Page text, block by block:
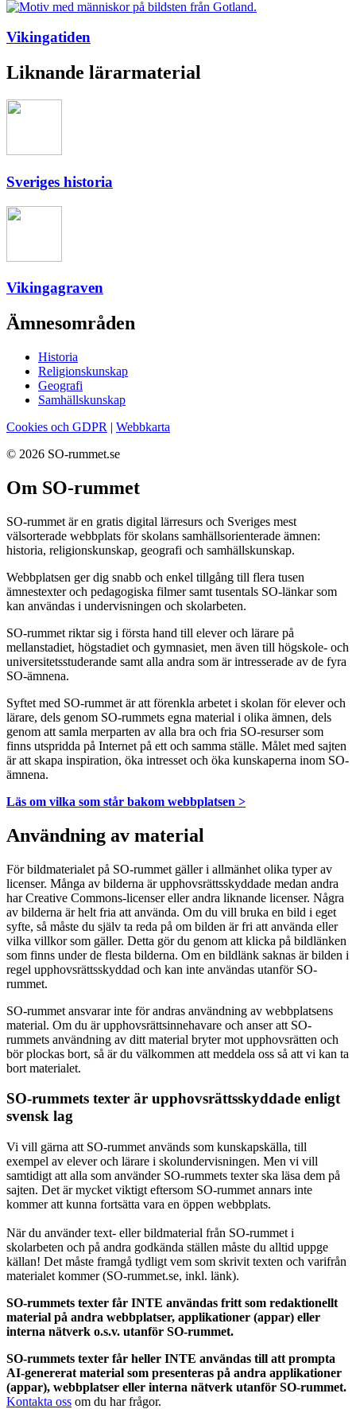
Vikingatiden
Liknande lärarmaterial
Sveriges historia
Vikingagraven
Ämnesområden
Historia
Religionskunskap
Geografi
Samhällskunskap
Cookies och GDPR | Webbkarta
© 2026 SO-rummet.se
Om SO-rummet
SO-rummet är en gratis digital lärresurs och Sveriges mest
välsorterade webbplats för skolans samhällsorienterade ämnen:
historia, religionskunskap, geografi och samhällskunskap.
Webbplatsen ger dig snabb och enkel tillgång till flera tusen
ämnestexter och pedagogiska filmer samt tusentals SO-länkar som
kan användas i undervisningen och skolarbeten.
SO-rummet riktar sig i första hand till elever och lärare på
mellanstadiet, högstadiet och gymnasiet, men även till högskole- och
universitetsstuderande samt alla andra som är intresserade av de fyra
SO-ämnena.
Syftet med SO-rummet är att förenkla arbetet i skolan för elever och
lärare, dels genom SO-rummets egna material i olika ämnen, dels
genom att samla merparten av alla bra och fria SO-resurser som
finns utspridda på Internet på ett och samma ställe. Målet med sajten
är att skapa inspiration, öka intresset och öka kunskaperna inom SO-
ämnena.
Läs om vilka som står bakom webbplatsen >
Användning av material
För bildmaterialet på SO-rummet gäller i allmänhet olika typer av
licenser. Många av bilderna är upphovsrättsskyddade medan andra
har Creative Commons-licenser eller andra liknande licenser. Några
av bilderna är helt fria att använda. Om du vill bruka en bild i eget
syfte, så måste du själv ta reda på om bilden är fri att använda eller
vilka villkor som gäller. Detta gör du genom att klicka på bildlänken
som finns under de flesta bilderna. Om en bildlänk saknas är bilden i
regel upphovsrättsskyddad och kan inte användas utanför SO-
rummet.
SO-rummet ansvarar inte för andras användning av webbplatsens
material. Om du är upphovsrättsinnehavare och anser att SO-
rummets användning av ditt material bryter mot upphovsrätten och
bör plockas bort, så är du välkommen att meddela oss så att vi kan ta
bort materialet.
SO-rummets texter är upphovsrättsskyddade enligt
svensk lag
Vi vill gärna att SO-rummet används som kunskapskälla, till
exempel av elever och lärare i skolundervisningen. Men vi vill
samtidigt att alla som använder SO-rummets texter ska läsa dem på
sajten. Det är mycket viktigt eftersom SO-rummet annars inte
kommer att kunna fortsätta vara en öppen webbplats.
När du använder text- eller bildmaterial från SO-rummet i
skolarbeten och på andra godkända ställen måste du alltid uppge
källan! Det måste framgå tydligt vem som skrivit texten och varifrån
materialet kommer (SO-rummet.se, inkl. länk).
SO-rummets texter får INTE användas fritt som redaktionellt
material på andra webbplatser, applikationer (appar) eller
interna nätverk o.s.v. utanför SO-rummet.
SO-rummets texter får heller INTE användas till att prompta
AI-genererat material som presenteras på andra applikationer
(appar), webbplatser eller interna nätverk utanför SO-rummet.
Kontakta oss om du har frågor.